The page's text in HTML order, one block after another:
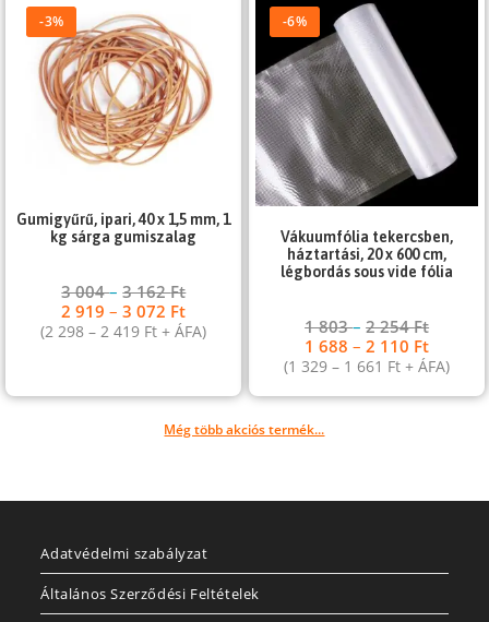
-3%
Gumigyűrű, ipari, 40 x 1,5 mm, 1
kg sárga gumiszalag
3 004–3 162Ft
2 919–3 072 Ft
(2 298– 2 419 Ft + ÁFA)
-6%
Vákuumfólia tekercsben,
háztartási, 20 x 600 cm,
légbordás sous vide fólia
1 803–2 254Ft
1 688–2 110 Ft
(1 329– 1 661 Ft + ÁFA)
Még több akciós termék...
Adatvédelmi szabályzat
Általános Szerződési Feltételek